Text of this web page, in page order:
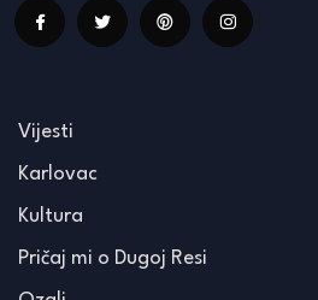
Vijesti
Karlovac
Kultura
Pričaj mi o Dugoj Resi